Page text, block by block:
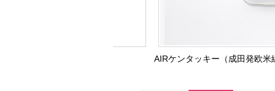
AIRケンタッキー（成田発欧